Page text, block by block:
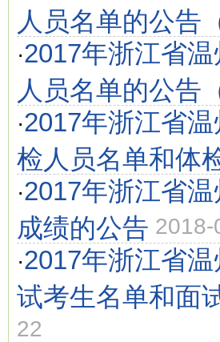
人员名单的公告
·2017年浙江省
人员名单的公告
·2017年浙江省
检人员名单和体
·2017年浙江省
成绩的公告 2018-
·2017年浙江省
试考生名单和面
22